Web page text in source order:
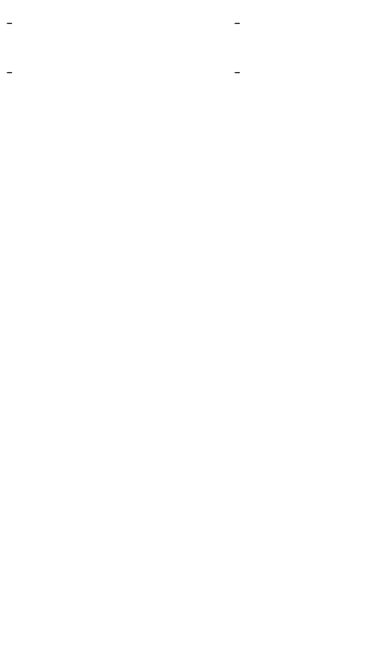
-
-
- -